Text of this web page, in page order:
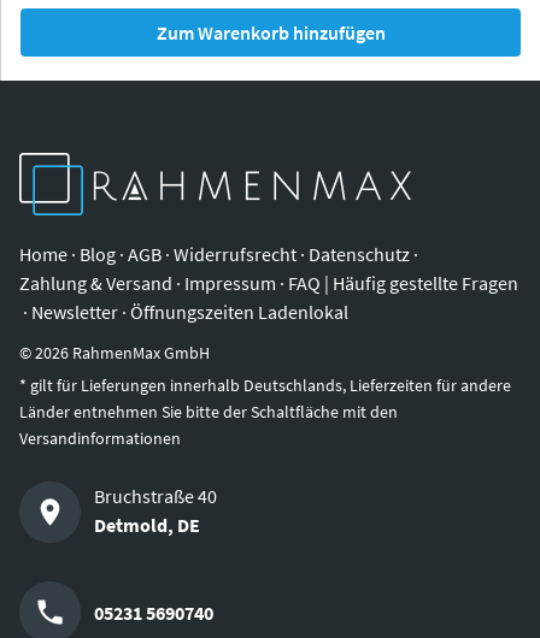
Zum Warenkorb hinzufügen
Home · Blog · AGB · Widerrufsrecht · Datenschutz ·
Zahlung & Versand · Impressum · FAQ | Häufig gestellte Fragen
· Newsletter · Öffnungszeiten Ladenlokal
©2026 RahmenMax GmbH
* gilt für Lieferungen innerhalb Deutschlands, Lieferzeiten für andere
Länder entnehmen Sie bitte der Schaltfläche mit den
Versandinformationen
Bruchstraße 40
Detmold, DE
05231 5690740